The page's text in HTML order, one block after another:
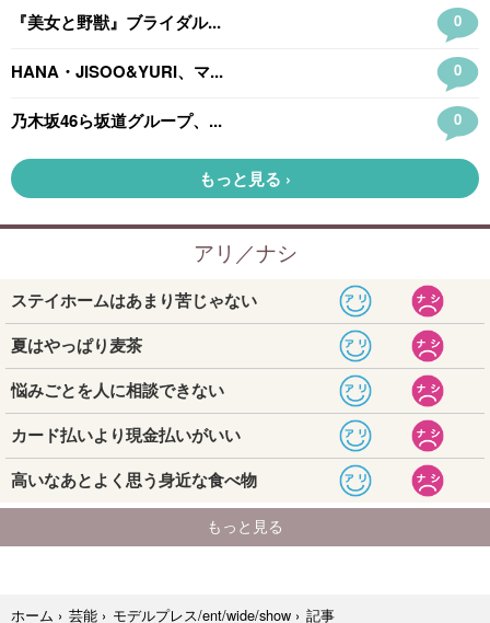
ホーム › 芸能 › モデルプレス/ent/wide/show › 記事